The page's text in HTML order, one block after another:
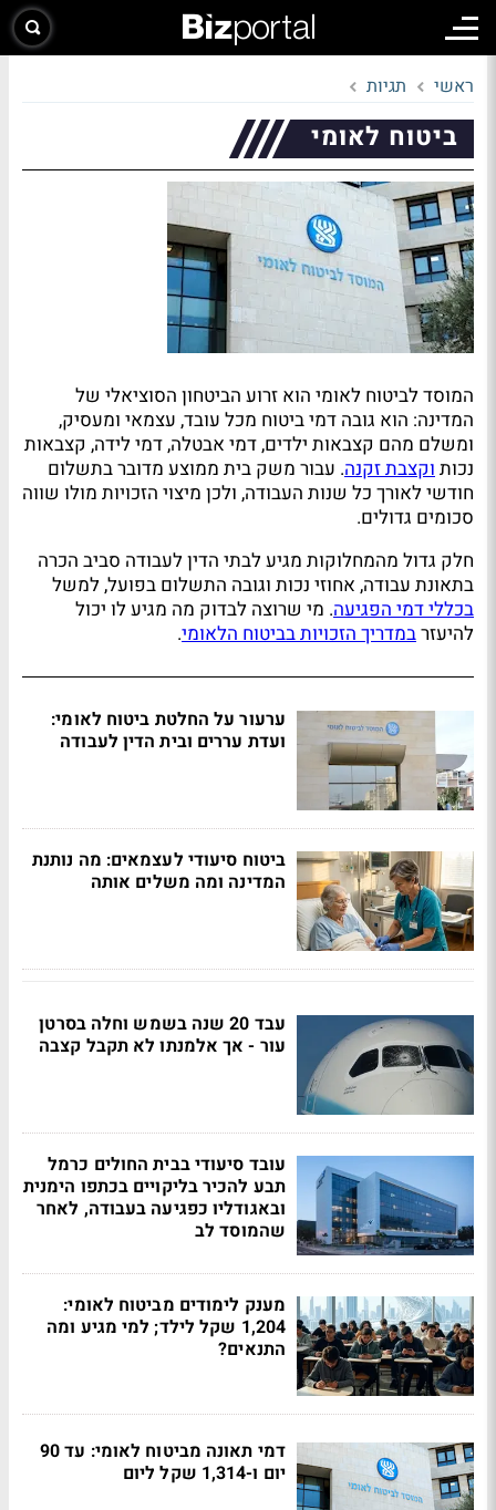
ראשי תגיות
ביטוח לאומי
המוסד לביטוח לאומי הוא זרוע הביטחון הסוציאלי של
המדינה: הוא גובה דמי ביטוח מכל עובד, עצמאי ומעסיק,
ומשלם מהם קצבאות ילדים, דמי אבטלה, דמי לידה, קצבאות
נכותוקצבת זקנה. עבור משק בית ממוצע מדובר בתשלום
חודשי לאורך כל שנות העבודה, ולכן מיצוי הזכויות מולו שווה
סכומים גדולים.
חלק גדול מהמחלוקות מגיע לבתי הדין לעבודה סביב הכרה
בתאונת עבודה, אחוזי נכות וגובה התשלום בפועל, למשל
בכללי דמי הפגיעה. מי שרוצה לבדוק מה מגיע לו יכול
להיעזרבמדריך הזכויות בביטוח הלאומי.
ערעור על החלטת ביטוח לאומי:
ועדת עררים ובית הדין לעבודה
ביטוח סיעודי לעצמאים: מה נותנת
המדינה ומה משלים אותה
עבד 20 שנה בשמש וחלה בסרטן
עור - אך אלמנתו לא תקבל קצבה
עובד סיעודי בבית החולים כרמל
תבע להכיר בליקויים בכתפו הימנית
ובאגודליו כפגיעה בעבודה, לאחר
שהמוסד לב
מענק לימודים מביטוח לאומי:
1,204 שקל לילד; למי מגיע ומה
התנאים?
דמי תאונה מביטוח לאומי: עד 90
יום ו-1,314 שקל ליום